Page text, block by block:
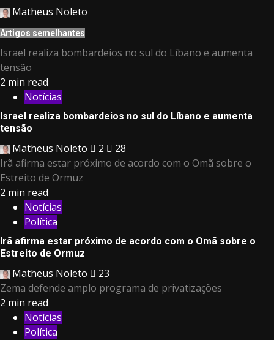
Matheus Noleto
Artigos semelhantes
Israel realiza bombardeios no sul do Líbano e aumenta
tensão
2 min read
Notícias
Israel realiza bombardeios no sul do Líbano e aumenta
tensão
Matheus Noleto 2
28
Irã afirma estar próximo de acordo com o Omã sobre o
Estreito de Ormuz
2 min read
Notícias
Política
Irã afirma estar próximo de acordo com o Omã sobre o
Estreito de Ormuz
Matheus Noleto
23
Zema defende amplo programa de privatizações
2 min read
Notícias
Política